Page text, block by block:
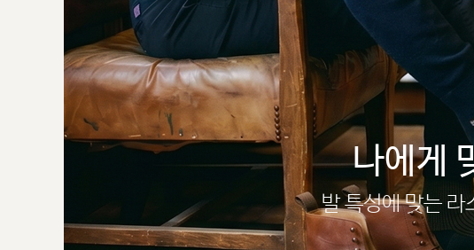
나에게
발 특성에 맞는 라